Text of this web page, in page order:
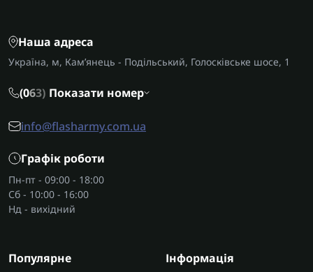
Наша адреса
Україна, м, Кам’янець - Подільський, Голосківське шосе, 1
(063) Показати номер
info@flasharmy.com.ua
Графік роботи
Пн-пт - 09:00 - 18:00
Сб - 10:00 - 16:00
Нд - вихідний
Популярне Інформація